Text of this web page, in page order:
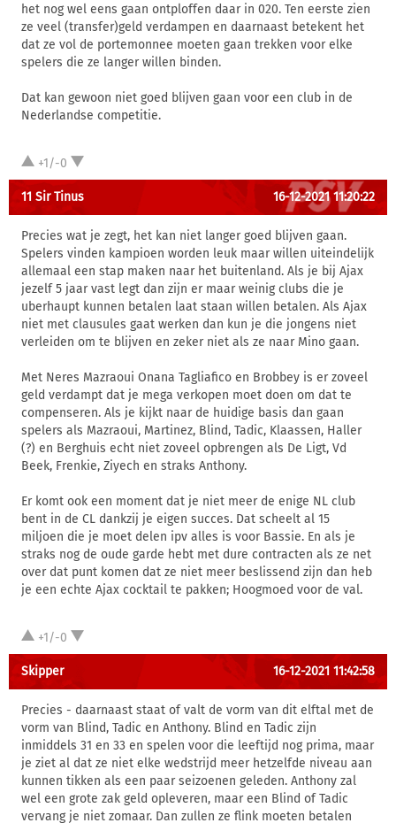
het nog wel eens gaan ontploffen daar in 020. Ten eerste zien
ze veel (transfer)geld verdampen en daarnaast betekent het
dat ze vol de portemonnee moeten gaan trekken voor elke
spelers die ze langer willen binden.
Dat kan gewoon niet goed blijven gaan voor een club in de
Nederlandse competitie.
+1/-0
11 Sir Tinus 16-12-2021 11:20:22
Precies wat je zegt, het kan niet langer goed blijven gaan.
Spelers vinden kampioen worden leuk maar willen uiteindelijk
allemaal een stap maken naar het buitenland. Als je bij Ajax
jezelf 5 jaar vast legt dan zijn er maar weinig clubs die je
uberhaupt kunnen betalen laat staan willen betalen. Als Ajax
niet met clausules gaat werken dan kun je die jongens niet
verleiden om te blijven en zeker niet als ze naar Mino gaan.
Met Neres Mazraoui Onana Tagliafico en Brobbey is er zoveel
geld verdampt dat je mega verkopen moet doen om dat te
compenseren. Als je kijkt naar de huidige basis dan gaan
spelers als Mazraoui, Martinez, Blind, Tadic, Klaassen, Haller
(?) en Berghuis echt niet zoveel opbrengen als De Ligt, Vd
Beek, Frenkie, Ziyech en straks Anthony.
Er komt ook een moment dat je niet meer de enige NL club
bent in de CL dankzij je eigen succes. Dat scheelt al 15
miljoen die je moet delen ipv alles is voor Bassie. En als je
straks nog de oude garde hebt met dure contracten als ze net
over dat punt komen dat ze niet meer beslissend zijn dan heb
je een echte Ajax cocktail te pakken; Hoogmoed voor de val.
+1/-0
Skipper 16-12-2021 11:42:58
Precies - daarnaast staat of valt de vorm van dit elftal met de
vorm van Blind, Tadic en Anthony. Blind en Tadic zijn
inmiddels 31 en 33 en spelen voor die leeftijd nog prima, maar
je ziet al dat ze niet elke wedstrijd meer hetzelfde niveau aan
kunnen tikken als een paar seizoenen geleden. Anthony zal
wel een grote zak geld opleveren, maar een Blind of Tadic
vervang je niet zomaar. Dan zullen ze flink moeten betalen